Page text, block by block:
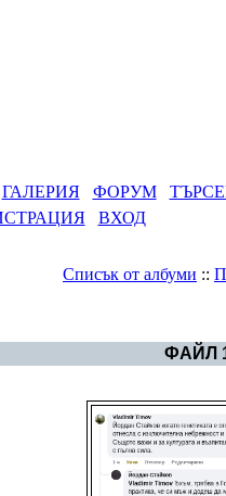
ГАЛЕРИЯ ФОРУМ
ВХОД
Списък от албуми ::
ФАЙЛ